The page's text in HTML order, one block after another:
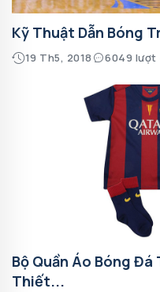
Kỹ Thuật Dẫn Bóng
19 Th5, 2018 6049 lượt
Bộ Quần Áo Bóng Đá
Thiết...